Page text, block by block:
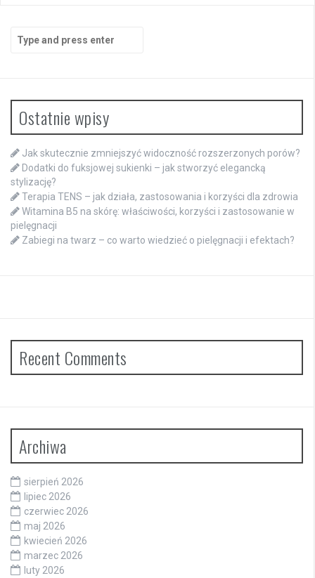
for:
Ostatnie wpisy
Jak skutecznie zmniejszyć widoczność rozszerzonych porów?
Dodatki do fuksjowej sukienki – jak stworzyć elegancką
stylizację?
Terapia TENS – jak działa, zastosowania i korzyści dla zdrowia
Witamina B5 na skórę: właściwości, korzyści i zastosowanie w
pielęgnacji
Zabiegi na twarz – co warto wiedzieć o pielęgnacji i efektach?
Recent Comments
Archiwa
sierpień 2026
lipiec 2026
czerwiec 2026
maj 2026
kwiecień 2026
marzec 2026
luty 2026